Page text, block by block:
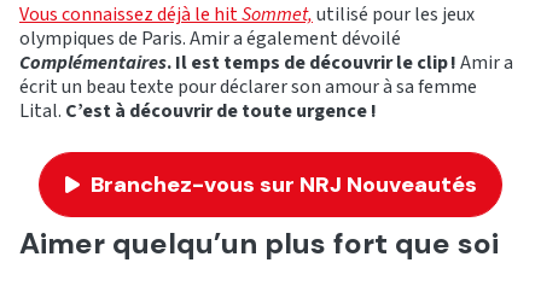
Vous connaissez déjà le hitSommet,utilisé pour les jeux
olympiques de Paris. Amir a également dévoilé
Complémentaires. Il est temps de découvrir le clip !Amir a
écrit un beau texte pour déclarer son amour à sa femme
Lital. C’est à découvrir de toute urgence !
Branchez-vous sur NRJ Nouveautés
Aimer quelqu’un plus fort que soi